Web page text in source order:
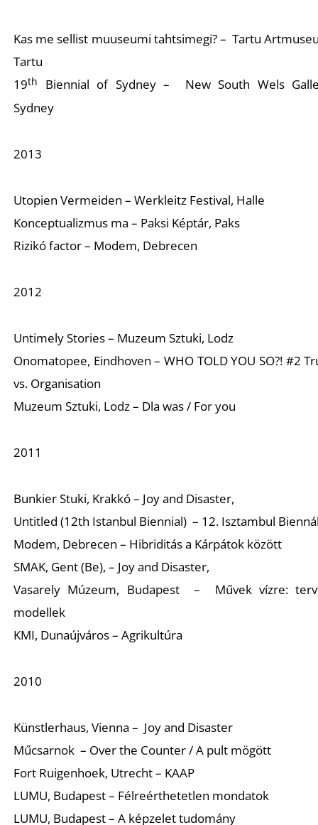
Kas me sellist muuseumi tahtsimegi? – Tartu
Tartu
19th
Biennial of Sydney – New South Wels
Sydney
2013
Utopien Vermeiden – Werkleitz Festival, Halle
Konceptualizmus ma – Paksi Képtár, Paks
Rizikó factor – Modem, Debrecen
2012
Untimely Stories – Muzeum Sztuki, Lodz
Onomatopee, Eindhoven – WHO TOLD YOU SO?! #2
vs. Organisation
Muzeum Sztuki, Lodz – Dla was / For you
2011
Bunkier Stuki, Krakkó – Joy and Disaster,
Untitled (12th Istanbul Biennial) – 12. Isztambul
Modem, Debrecen – Hibriditás a Kárpátok között
SMAK, Gent (Be), – Joy and Disaster,
Vasarely Múzeum, Budapest – Művek vízre:
modellek
KMI, Dunaújváros – Agrikultúra
2010
Künstlerhaus, Vienna – Joy and Disaster
Műcsarnok – Over the Counter / A pult mögött
Fort Ruigenhoek, Utrecht – KAAP
LUMU, Budapest – Félreérthetetlen mondatok
LUMU, Budapest – A képzelet tudomány